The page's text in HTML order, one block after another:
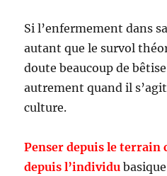
Si l’enfermement dans
autant que le survol
doute beaucoup de
autrement quand il
culture.
Penser depuis le terrain
depuis l’individu